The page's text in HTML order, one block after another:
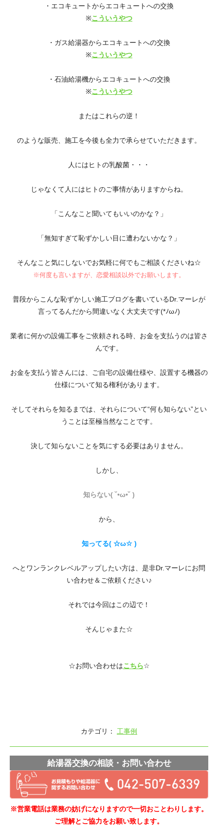
・エコキュートからエコキュートへの交換
※こういうやつ
・ガス給湯器からエコキュートへの交換
※こういうやつ
・石油給湯機からエコキュートへの交換
※こういうやつ
またはこれらの逆！
のような販売、施工を今後も全力で承らせていただきます。
人にはヒトの乳酸菌・・・
じゃなくて人にはヒトのご事情がありますからね。
「こんなこと聞いてもいいのかな？」
「無知すぎて恥ずかしい目に遭わないかな？」
そんなこと気にしないでお気軽に何でもご相談くださいね☆
※何度も言いますが、恋愛相談以外でお願いします。
普段からこんな恥ずかしい施工ブログを書いているDr.マーレが
言ってるんだから間違いなく大丈夫です(*ﾉωﾉ)
業者に何かの設備工事をご依頼される時、お金を支払うのは皆さ
んです。
お金を支払う皆さんには、ご自宅の設備仕様や、設置する機器の
仕様について知る権利があります。
そしてそれらを知るまでは、それらについて“何も知らない”とい
うことは至極当然なことです。
決して知らないことを気にする必要はありません。
しかし、
知らない( ˘•ω•˘ )
から、
知ってる( ☆ω☆ )
へとワンランクレベルアップしたい方は、是非Dr.マーレにお問
い合わせ＆ご依頼ください♪
それでは今回はこの辺で！
そんじゃまた☆
☆お問い合わせはこちら☆
カテゴリ： 工事例
給湯器交換の相談・お問い合わせ
※営業電話は業務の妨げになりますので一切おことわりします。
ご理解とご協力をお願い致します。